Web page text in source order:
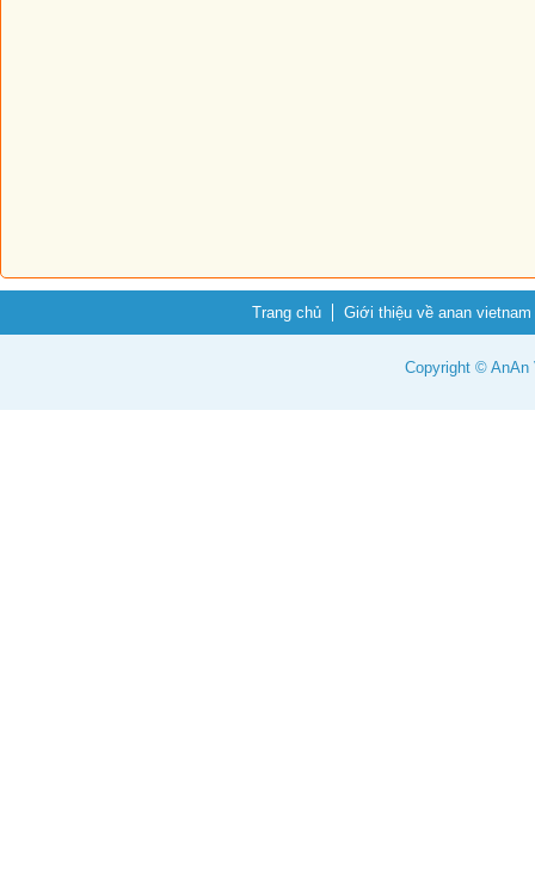
Trang chủ Giới thiệu về anan vietnam
Copyright © AnAn